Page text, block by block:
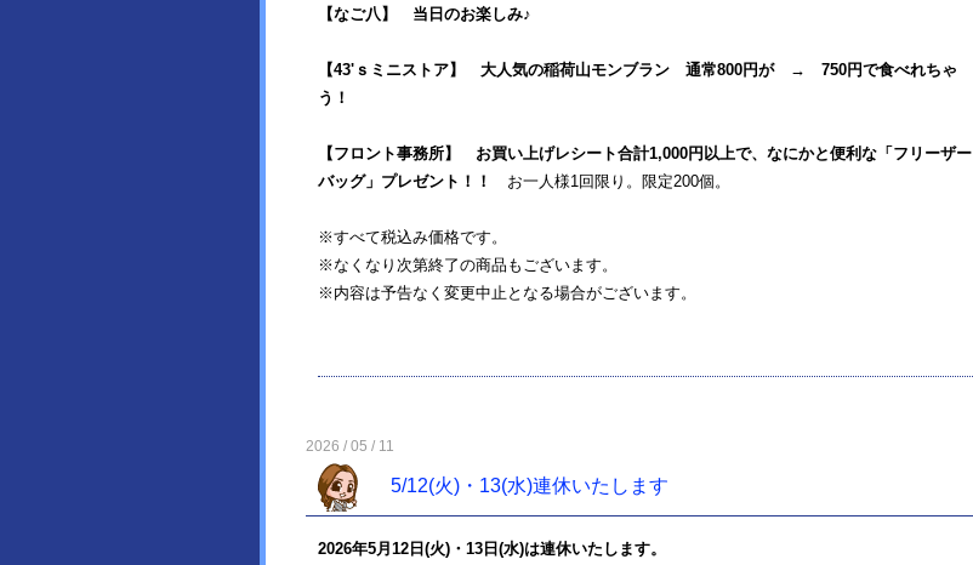
【なご八】 当日のお楽しみ♪
【43'ｓミニストア】 大人気の稲荷山モンブラン 通常800円が → 750円で食べれちゃ
う！
【フロント事務所】 お買い上げレシート合計1,000円以上で、なにかと便利な「フリーザー
バッグ」プレゼント！！ お一人様1回限り。限定200個。
※すべて税込み価格です。
※なくなり次第終了の商品もございます。
※内容は予告なく変更中止となる場合がございます。
2026 / 05 / 11
5/12(火)・13(水)連休いたします
2026年5月12日(火)・13日(水)は連休いたします。